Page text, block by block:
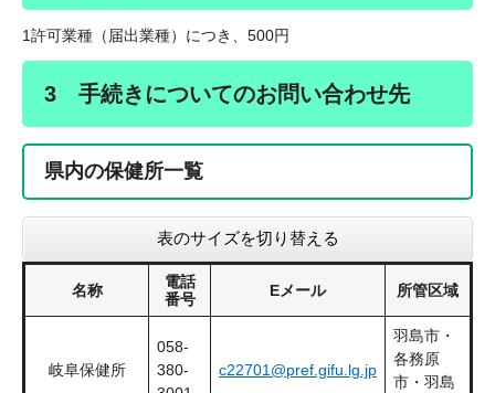
1許可業種（届出業種）につき、500円
3 手続きについてのお問い合わせ先
県内の保健所一覧
表のサイズを切り替える
名称
電話
番号
Eメール 所管区域
岐阜保健所
058-
380-
c22701@pref.gifu.lg.jp
羽島市・
各務原
市・羽島